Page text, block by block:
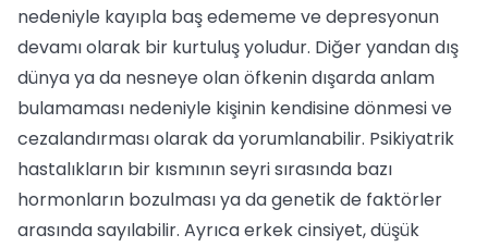
nedeniyle kayıpla baş edememe ve depresyonun
devamı olarak bir kurtuluş yoludur. Diğer yandan dış
dünya ya da nesneye olan öfkenin dışarda anlam
bulamaması nedeniyle kişinin kendisine dönmesi ve
cezalandırması olarak da yorumlanabilir. Psikiyatrik
hastalıkların bir kısmının seyri sırasında bazı
hormonların bozulması ya da genetik de faktörler
arasında sayılabilir. Ayrıca erkek cinsiyet, düşük